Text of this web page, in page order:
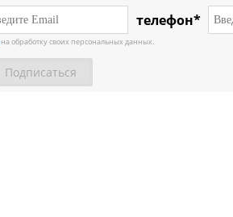
телефон*
на обработку своих персональных данных.